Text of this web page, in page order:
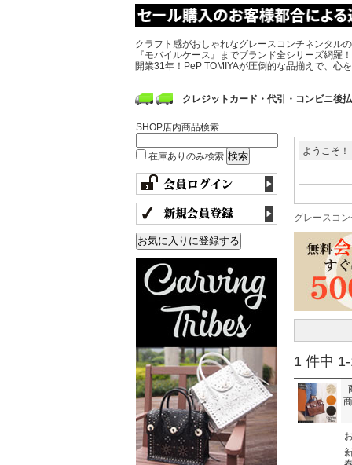
クラフト感がおしゃれなグレースコンチネンタル
『モバイルケース』までブランド全シリーズ網
開業31年！PeP TOMIYAが圧倒的な品揃えで、心
クレジットカード・代引・コンビニ後
SHOP店内商品検索
在庫ありのみ検索 ようこそ
グレースコ
1 件中